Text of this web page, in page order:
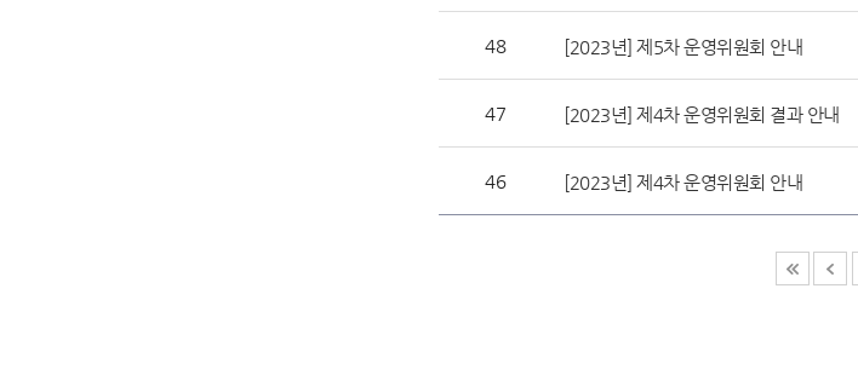
48 [2023년] 제5차 운영위원회 안내
47 [2023년] 제4차 운영위원회 결과 안내
46 [2023년] 제4차 운영위원회 안내